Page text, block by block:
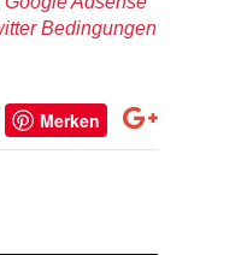
Bedingungen
Merken